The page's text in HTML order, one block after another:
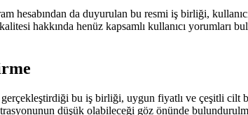
hesabından da duyurulan bu resmi iş birliği,
hakkında henüz kapsamlı kullanıcı yorumları
bu iş birliği, uygun fiyatlı ve çeşitli
düşük olabileceği göz önünde